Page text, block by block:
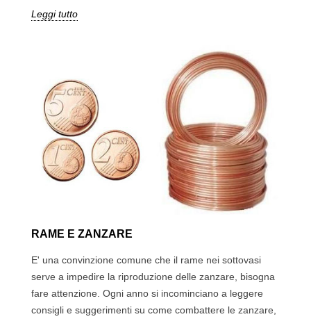
Leggi tutto
RAME E ZANZARE
E' una convinzione comune che il rame nei sottovasi
serve a impedire la riproduzione delle zanzare, bisogna
fare attenzione. Ogni anno si incominciano a leggere
consigli e suggerimenti su come combattere le zanzare,